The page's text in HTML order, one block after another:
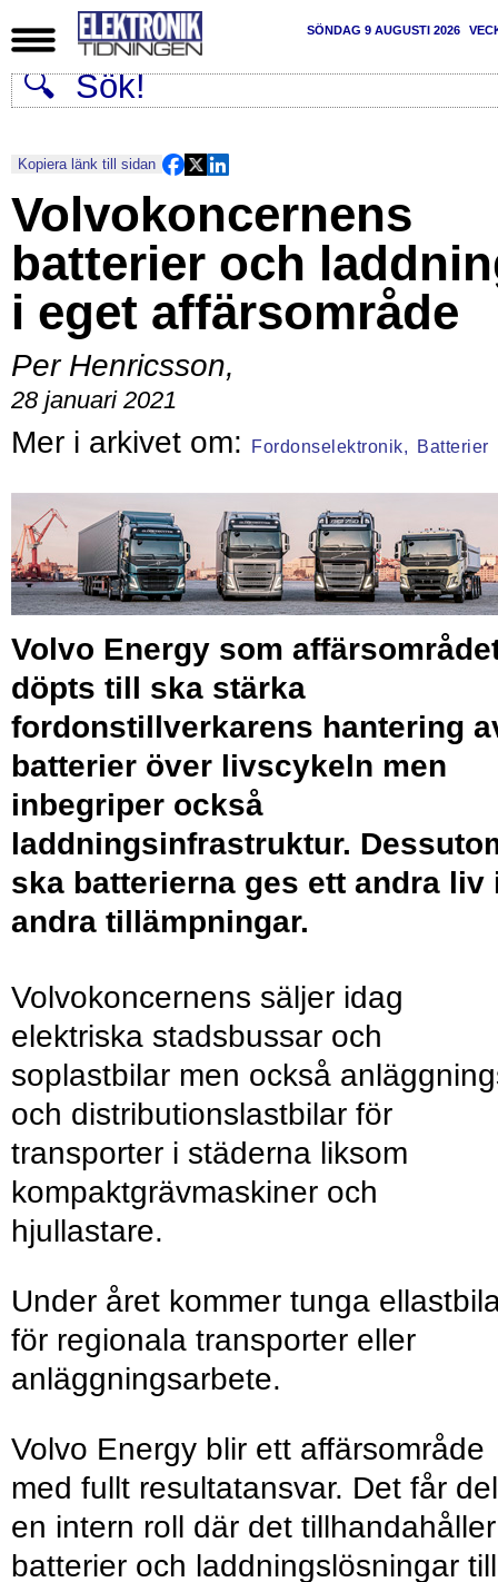
SÖNDAG 9 AUGUSTI 2026
Kopiera länk till sidan
Volvokoncernens
batterier och
i eget affärsområde
Per Henricsson,
28 januari 2021
Fordonselektronik, Batterier
Volvo Energy som
döpts till ska stärka
fordonstillverkarens hantering
batterier över livscykeln men
inbegriper också
laddningsinfrastruktur.
ska batterierna ges ett andra liv
andra tillämpningar.
Volvokoncernens säljer idag
elektriska stadsbussar och
soplastbilar men också
och distributionslastbilar för
transporter i städerna liksom
kompaktgrävmaskiner och
hjullastare.
Under året kommer tunga
för regionala transporter eller
anläggningsarbete.
Volvo Energy blir ett affärsområde
med fullt resultatansvar. Det får
en intern roll där det tillhandahåller
batterier och laddningslösningar till